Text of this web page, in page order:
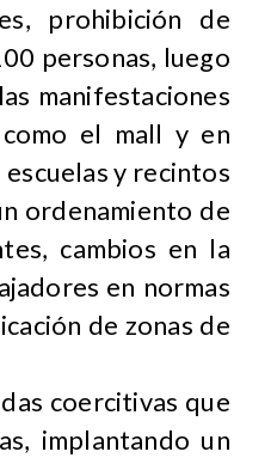
prohibición de
personas, luego
manifestaciones
el mall y en
y recintos
ordenamiento de
cambios en la
en normas
de zonas de
coercitivas que
implantando un